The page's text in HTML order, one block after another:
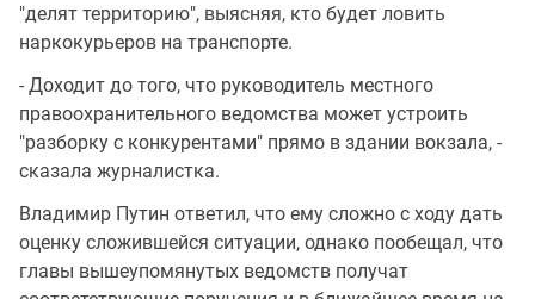
"делят территорию", выясняя, кто будет ловить
наркокурьеров на транспорте.
- Доходит до того, что руководитель местного
правоохранительного ведомства может устроить
"разборку с конкурентами" прямо в здании вокзала, -
сказала журналистка.
Владимир Путин ответил, что ему сложно с ходу дать
оценку сложившейся ситуации, однако пообещал, что
главы вышеупомянутых ведомств получат